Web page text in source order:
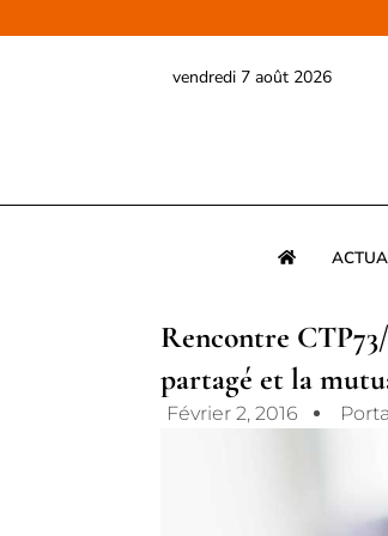
au
vendredi 7 août 2026
Rencontre
partagé et la
Février 2, 2016